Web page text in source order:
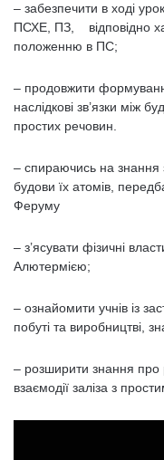
– забезпечити в ході
ПСХЕ, ПЗ, відповідно
положенню в ПС;
– продовжити
наслідкові зв’язки між
простих речовин.
– спираючись на знання
будови їх атомів,
Феруму
– з’ясувати фізичні
Алютермією;
– ознайомити учнів із
побуті та виробництві,
– розширити знання про
взаємодії заліза з